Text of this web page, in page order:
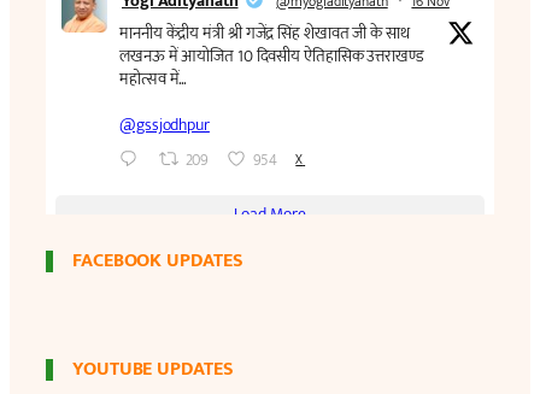
FACEBOOK UPDATES
YOUTUBE UPDATES